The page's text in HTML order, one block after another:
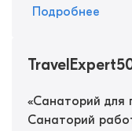
Подробнее
«Санаторий для
Санаторий